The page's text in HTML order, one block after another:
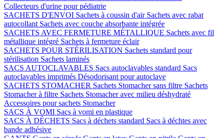
Collecteurs d'urine pour pédiatrie
SACHETS D'ENVOI Sachets à coussin d'air Sachets avec rabat
autocollant Sachets avec couche absorbante intégrée
SACHETS AVEC FERMETURE MÉTALLIQUE Sachets avec fil
métallique intégré Sachets à fermeture éclair
SACHETS POUR STÉRILISATION Sachets standard pour
stérilisation Sachets laminés
SACS AUTOCLAVABLES Sacs autoclavables standard Sacs
autoclavables imprimés Désodorisant pour autoclave
SACHETS STOMACHER Sachets Stomacher sans filtre Sachets
Stomacher à filtre Sachets Stomacher avec milieu déshydraté
Accessoires pour sachets Stomacher
SACS À VOMI Sacs à vomi en plastique
SACS À DÉCHETS Sacs à déchets standard Sacs à déchtes avec
bande adhésive